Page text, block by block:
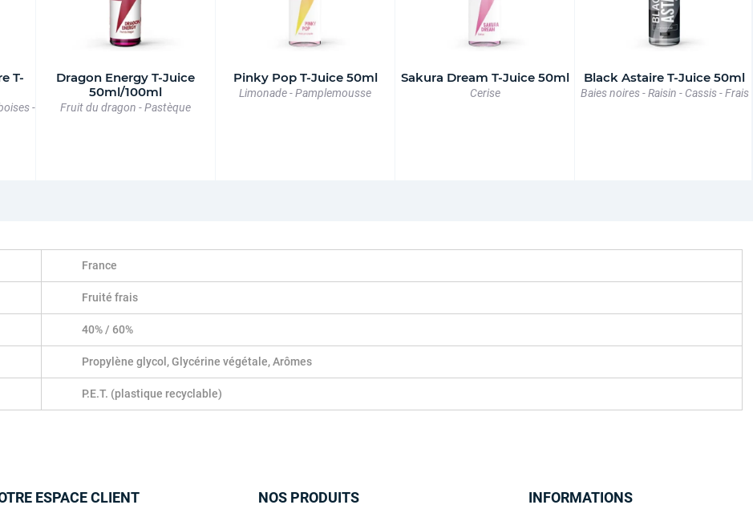
T-
-
Dragon Energy T-Juice
50ml/100ml
Fruit du dragon - Pastèque
Pinky Pop T-Juice 50ml
Limonade - Pamplemousse
Sakura Dream T-Juice 50ml
Cerise
Black Astaire T-Juice 50ml
Baies noires - Raisin - Cassis - Frais
France
Fruité frais
40% / 60%
Propylène glycol, Glycérine végétale, Arômes
P.E.T. (plastique recyclable)
ESPACE CLIENT NOS PRODUITS INFORMATIONS